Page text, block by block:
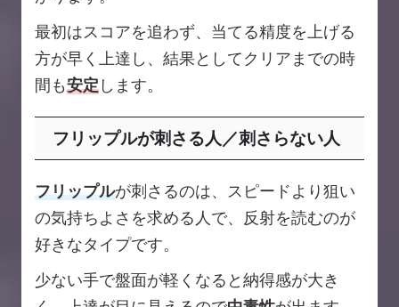
最初はスコアを追わず、当てる精度を上げる
方が早く上達し、結果としてクリアまでの時
間も安定します。
フリップルが刺さる人／刺さらない人
フリップルが刺さるのは、スピードより狙い
の気持ちよさを求める人で、反射を読むのが
好きなタイプです。
少ない手で盤面が軽くなると納得感が大き